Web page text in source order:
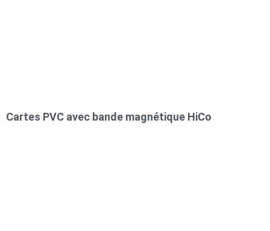
Cartes PVC avec bande magnétique HiCo